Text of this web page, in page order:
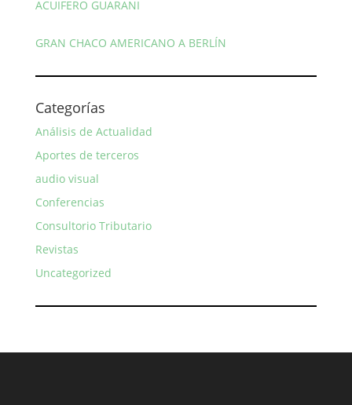
ACUIFERO GUARANI
GRAN CHACO AMERICANO A BERLÍN
Categorías
Análisis de Actualidad
Aportes de terceros
audio visual
Conferencias
Consultorio Tributario
Revistas
Uncategorized